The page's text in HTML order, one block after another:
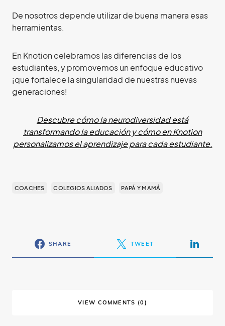
De nosotros depende utilizar de buena manera esas
herramientas.
En Knotion celebramos las diferencias de los
estudiantes, y promovemos un enfoque educativo
¡que fortalece la singularidad de nuestras nuevas
generaciones!
Descubre cómo la neurodiversidad está
transformando la educación y cómo en Knotion
personalizamos el aprendizaje para cada estudiante.
COACHES COLEGIOS ALIADOS PAPÁ Y MAMÁ
SHARE TWEET
VIEW COMMENTS (0)